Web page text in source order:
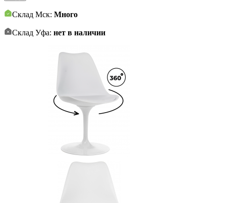
Склад Мск: Много
Склад Уфа: нет в наличии